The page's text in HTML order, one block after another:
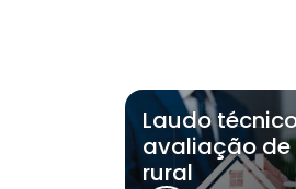
Laudo
avaliação de
rural